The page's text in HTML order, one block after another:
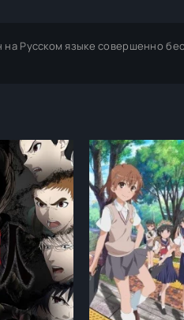
на Русском языке совершенно